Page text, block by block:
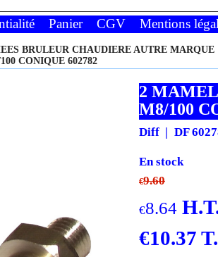
Panier CGV Mentions
BRULEUR CHAUDIERE AUTRE MARQUE
CONIQUE 602782
2
M8/100
Diff DF
En stock
€9.60
€8.64
€10.37